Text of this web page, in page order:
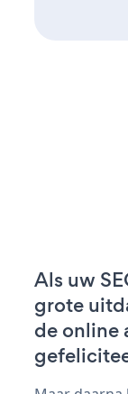
Als uw
grote
de online